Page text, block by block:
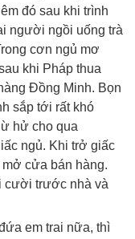
đó sau khi trình
người ngồi uống trà
cơn ngủ mơ
khi Pháp thua
Đồng Minh. Bọn
sắp tới rất khó
hử cho qua
ngủ. Khi trở giấc
cửa bán hàng.
cười trước nhà và
em trai nữa, thì